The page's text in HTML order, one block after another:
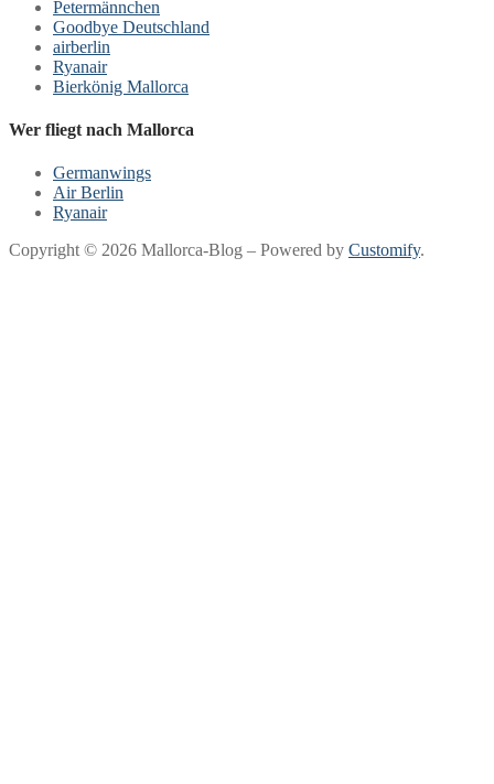
Petermännchen
Goodbye Deutschland
airberlin
Ryanair
Bierkönig Mallorca
Wer fliegt nach Mallorca
Germanwings
Air Berlin
Ryanair
Copyright © 2026 Mallorca-Blog – Powered by Customify.